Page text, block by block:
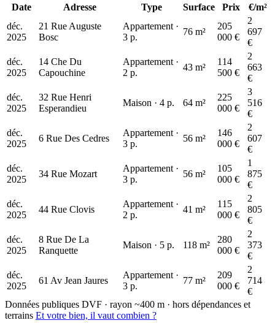
Date Adresse Type Surface Prix
€/m²
déc.
2025
21 Rue Auguste
Bosc
Appartement ·
3 p.
76 m²
205
000 €
2
697
€
déc.
2025
14 Che Du
Capouchine
Appartement ·
2 p.
43 m²
114
500 €
2
663
€
déc.
2025
32 Rue Henri
Esperandieu
Maison · 4 p. 64 m²
225
000 €
3
516
€
déc.
2025
6 Rue Des Cedres
Appartement ·
3 p.
56 m²
146
000 €
2
607
€
déc.
2025
34 Rue Mozart
Appartement ·
3 p.
56 m²
105
000 €
1
875
€
déc.
2025
44 Rue Clovis
Appartement ·
2 p.
41 m²
115
000 €
2
805
€
déc.
2025
8 Rue De La
Ranquette
Maison · 5 p. 118 m²
280
000 €
2
373
€
déc.
2025
61 Av Jean Jaures
Appartement ·
3 p.
77 m²
209
000 €
2
714
€
Données publiques DVF · rayon ~400 m · hors dépendances et
terrains Et votre bien, il vaut combien ?